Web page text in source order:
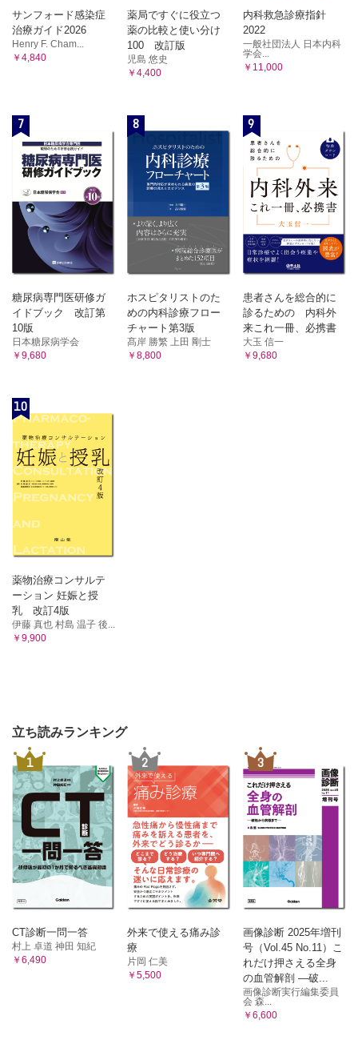
サンフォード感染症
治療ガイド2026
Henry F. Cham...
￥4,840
薬局ですぐに役立つ
薬の比較と使い分け
100 改訂版
児島 悠史
￥4,400
内科救急診療指針
2022
一般社団法人 日本内科
学会...
￥11,000
7
糖尿病専門医研修ガ
イドブック 改訂第
10版
日本糖尿病学会
￥9,680
8
ホスピタリストのた
めの内科診療フロー
チャート第3版
髙岸 勝繁 上田 剛士
￥8,800
9
患者さんを総合的に
診るための 内科外
来これ一冊、必携書
大玉 信一
￥9,680
10
薬物治療コンサルテ
ーション 妊娠と授
乳 改訂4版
伊藤 真也 村島 温子 後...
￥9,900
立ち読みランキング
1
CT診断一問一答
村上 卓道 神田 知紀
￥6,490
2
外来で使える痛み診
療
片岡 仁美
￥5,500
3
画像診断 2025年増刊
号（Vol.45 No.11）こ
れだけ押さえる全身
の血管解剖 ―破...
画像診断実行編集委員
会 森...
￥6,600